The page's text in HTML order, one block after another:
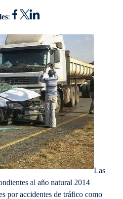
:
Las
al año natural 2014
por accidentes de tráfico como